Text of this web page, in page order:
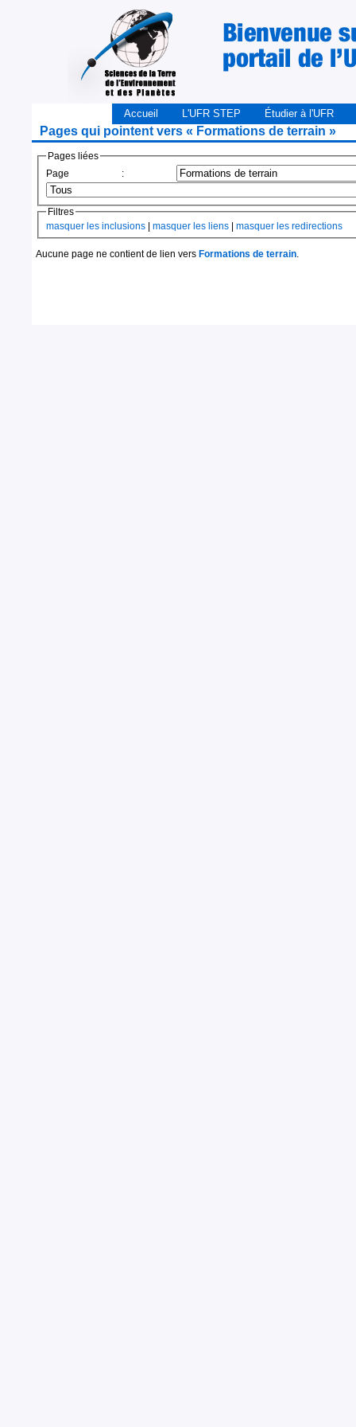
Accueil L'UFR STEP Étudier à l'UFR
Pages qui pointent vers « Formations de terrain »
Pages liées
Page :
Filtres
masquer les inclusions | masquer les liens | masquer les redirections
Aucune page ne contient de lien vers Formations de terrain.